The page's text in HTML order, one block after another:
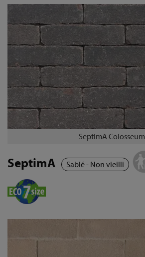
SeptimA Colosseum
SeptimA Sablé - Non vieilli